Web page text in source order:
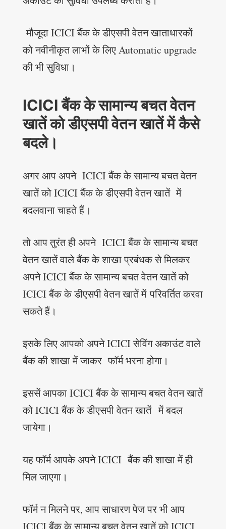
मौजूदा ICICI बैंक के डीएसपी वेतन खाताधारकों
को नवीनीकृत लाभों के लिए Automatic upgrade
की भी सुविधा।
ICICI बैंक के सामान्य बचत वेतन
खातें को डीएसपी वेतन खातें में कैसे
बदले।
अगर आप अपने ICICI बैंक के सामान्य बचत वेतन
खातें को ICICI बैंक के डीएसपी वेतन खातें में
बदलवाना चाहते हैं।
तो आप तुरंत ही अपने ICICI बैंक के सामान्य बचत
वेतन खातें वाले बैंक के शाखा प्रबंधक से मिलकर
अपने ICICI बैंक के सामान्य बचत वेतन खातें को
ICICI बैंक के डीएसपी वेतन खातें में परिवर्तित करवा
सकते हैं।
इसके लिए आपको अपने ICICI सेविंग अकाउंट वाले
बैंक की शाखा में जाकर फॉर्म भरना होगा।
इससें आपका ICICI बैंक के सामान्य बचत वेतन खातें
को ICICI बैंक के डीएसपी वेतन खातें में बदल
जायेगा।
यह फॉर्म आपके अपने ICICI बैंक की शाखा में ही
मिल जाएगा।
फॉर्म न मिलने पर, आप साधारण पेज पर भी आप